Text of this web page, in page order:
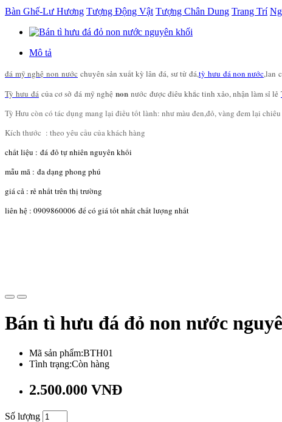
Bàn Ghế-Lư Hương Tượng Động Vật Tượng Chân Dung Trang Trí
Mô tả
đá mỹ nghệ non nước chuyên sản xuất kỳ lân đá, sư tử đá,tỳ hưu đá non nước,lan
Tỳ hưu đá của cơ sở đá mỹ nghệ non nước được điêu khắc tinh xảo, nhận làm sỉ lẻ
Tỳ Hưu còn có tác dụng mang lại điều tốt lành: như màu đen,đỏ, vàng đem lại
Kích thước : theo yêu cầu của khách hàng
chất liệu : đá đỏ tự nhiên nguyên khối
mẫu mã : đa dạng phong phú
giá cả : rẻ nhất trên thị trường
liên hệ : 0909860006 để có giá tốt nhất chất lượng nhất
Bán tì hưu đá đỏ non nước
Mã sản phẩm:BTH01
Tình trạng:Còn hàng
2.500.000 VNĐ
Số lượng